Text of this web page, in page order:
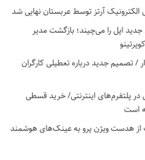
اپل را می‌چیند؛ بازگشت مدیر
/ تصمیم جدید درباره تعطیلی کارگران
پلتفرم‌های اینترنتی/ خرید قسطی
است
از هدست ویژن پرو به عینک‌های هوشمند